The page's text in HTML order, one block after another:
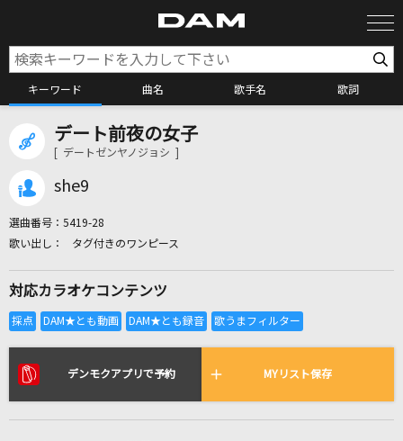
キーワード 曲名 歌手名 歌詞
カラオケ検索
全国りれき
リアルタイムで歌われている曲の一覧
デート前夜の女子
[ デートゼンヤノジョシ ]
she9
選曲番号： 5419-28
タグ付きのワンピース
対応カラオケコンテンツ
デンモクアプリで予約 MYリスト保存